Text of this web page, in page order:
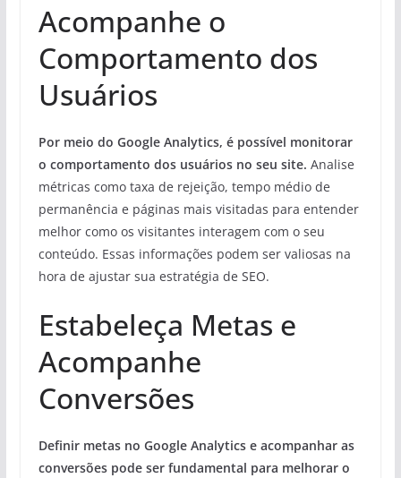
Acompanhe o
Comportamento dos
Usuários
Por meio do Google Analytics, é possível monitorar
o comportamento dos usuários no seu site. Analise
métricas como taxa de rejeição, tempo médio de
permanência e páginas mais visitadas para entender
melhor como os visitantes interagem com o seu
conteúdo. Essas informações podem ser valiosas na
hora de ajustar sua estratégia de SEO.
Estabeleça Metas e
Acompanhe
Conversões
Definir metas no Google Analytics e acompanhar as
conversões pode ser fundamental para melhorar o